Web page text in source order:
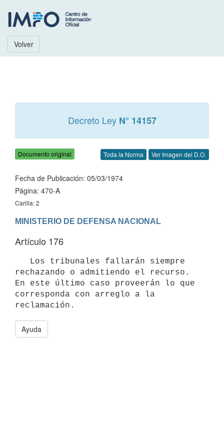
Volver
Decreto Ley N° 14157
Documento original Toda la Norma Ver Imagen del D.O.
Fecha de Publicación: 05/03/1974
Página: 470-A
Carilla: 2
MINISTERIO DE DEFENSA NACIONAL
Artículo 176
rechazando o admitiendo el recurso.
En este último caso proveerán lo que
corresponda con arreglo a la
Ayuda